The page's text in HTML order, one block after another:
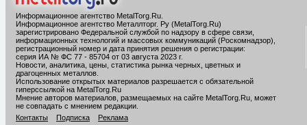
Информационное агентство MetalTorg.Ru
Информационное агентство Металлторг. Ру (MetalTorg.Ru)
зарегистрировано Федеральной службой по надзору в сфере связи,
информационных технологий и массовых коммуникаций (Роскомнадзор),
регистрационный номер и дата принятия решения о регистрации:
серия ИА № ФС 77 - 85704 от 03 августа 2023 г.
Новости, аналитика, цены, статистика рынка черных, цветных и
драгоценных металлов.
Использование открытых материалов разрешается с обязательной
гиперссылкой на MetalTorg.Ru
Мнение авторов материалов, размещаемых на сайте MetalTorg.Ru, может
не совпадать с мнением редакции.
Контакты
Подписка Реклама